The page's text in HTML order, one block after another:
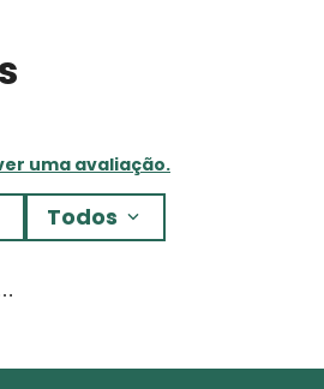
uma avaliação.
Todos